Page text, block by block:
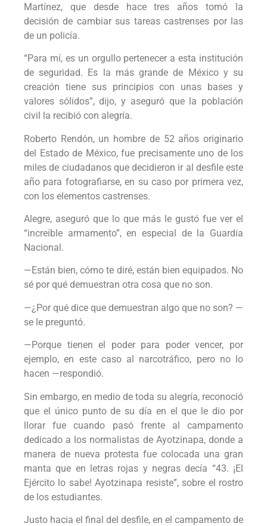
Martínez, que desde hace tres años tomó la
decisión de cambiar sus tareas castrenses por las
de un policía.
“Para mí, es un orgullo pertenecer a esta institución
de seguridad. Es la más grande de México y su
creación tiene sus principios con unas bases y
valores sólidos”, dijo, y aseguró que la población
civil la recibió con alegría.
Roberto Rendón, un hombre de 52 años originario
del Estado de México, fue precisamente uno de los
miles de ciudadanos que decidieron ir al desfile este
año para fotografiarse, en su caso por primera vez,
con los elementos castrenses.
Alegre, aseguró que lo que más le gustó fue ver el
“increíble armamento”, en especial de la Guardia
Nacional.
—Están bien, cómo te diré, están bien equipados. No
sé por qué demuestran otra cosa que no son.
—¿Por qué dice que demuestran algo que no son? —
se le preguntó.
—Porque tienen el poder para poder vencer, por
ejemplo, en este caso al narcotráfico, pero no lo
hacen —respondió.
Sin embargo, en medio de toda su alegría, reconoció
que el único punto de su día en el que le dio por
llorar fue cuando pasó frente al campamento
dedicado a los normalistas de Ayotzinapa, donde a
manera de nueva protesta fue colocada una gran
manta que en letras rojas y negras decía “43. ¡El
Ejército lo sabe! Ayotzinapa resiste”, sobre el rostro
de los estudiantes.
Justo hacia el final del desfile, en el campamento de